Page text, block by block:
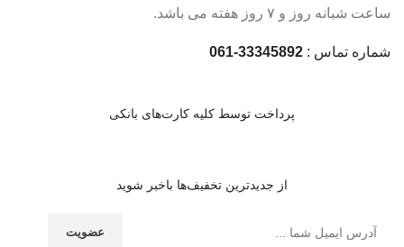
ساعت شبانه روز و ۷ روز هفته می باشد.
شماره تماس : 33345892-061
پرداخت توسط کلیه کارت‌های بانکی
از جدیدترین تخفیف‌ها باخبر شوید